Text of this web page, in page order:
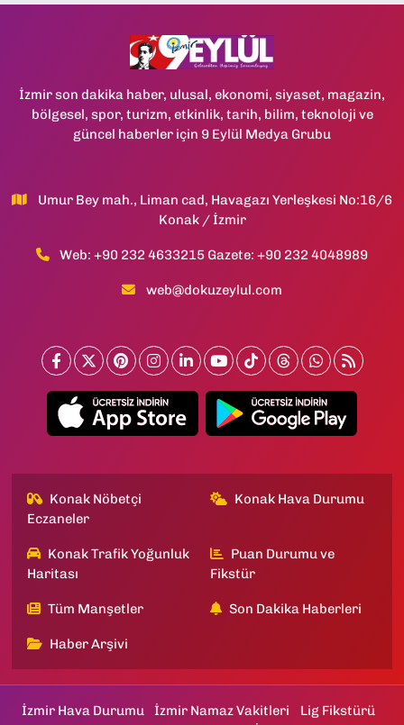
İzmir son dakika haber, ulusal, ekonomi, siyaset, magazin,
bölgesel, spor, turizm, etkinlik, tarih, bilim, teknoloji ve
güncel haberler için 9 Eylül Medya Grubu
Umur Bey mah., Liman cad, Havagazı Yerleşkesi No:16/6
Konak / İzmir
Web: +90 232 4633215 Gazete: +90 232 4048989
web@dokuzeylul.com
Konak Nöbetçi
Eczaneler
Konak Hava Durumu
Konak Trafik Yoğunluk
Haritası
Puan Durumu ve
Fikstür
Tüm Manşetler Son Dakika Haberleri
Haber Arşivi
İzmir Hava Durumu İzmir Namaz Vakitleri
Lig Fikstürü